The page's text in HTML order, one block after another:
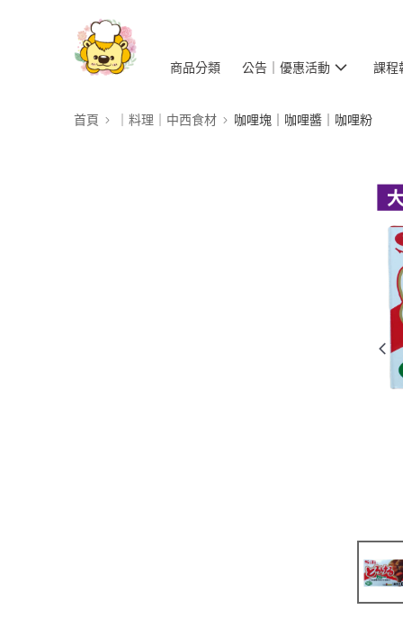
商品分類 公告｜優惠活動 課程
首頁 ｜料理｜中西食材 咖哩塊｜咖哩醬｜咖哩粉